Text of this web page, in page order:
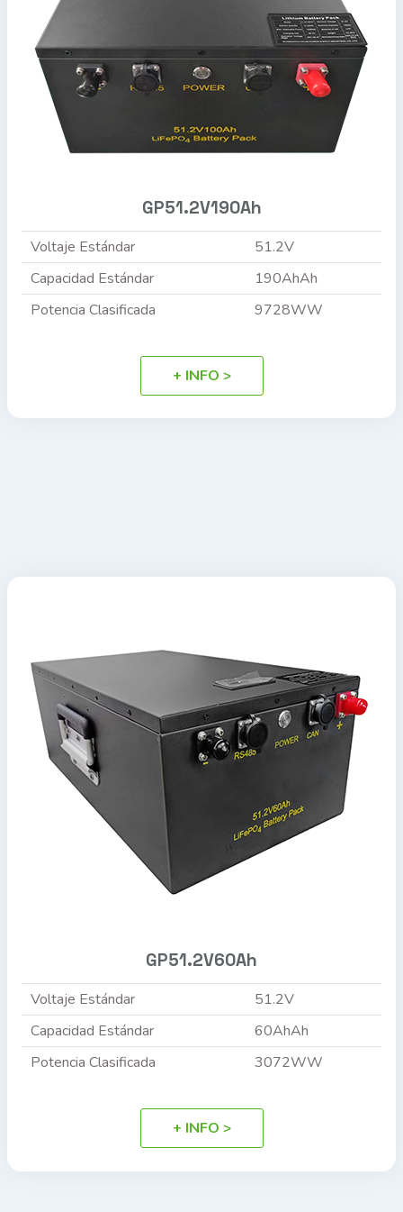
GP51.2V190Ah
Voltaje Estándar
51.2V
Capacidad Estándar
190AhAh
Potencia Clasificada
9728WW
+ INFO >
GP51.2V60Ah
Voltaje Estándar
51.2V
Capacidad Estándar
60AhAh
Potencia Clasificada
3072WW
+ INFO >